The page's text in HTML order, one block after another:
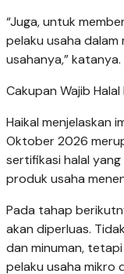
“Juga, untuk
pelaku usaha
usahanya,” katanya.
Cakupan Wajib
Haikal menjelaskan
Oktober 2026
sertifikasi halal
produk usaha
Pada tahap
akan diperluas.
dan minuman,
pelaku usaha mikro